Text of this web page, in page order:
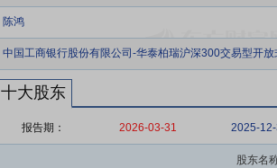
陈鸿
中国工商银行股份有限公司-华泰柏瑞沪深300交易型开
十大股东
报告期： 2026-03-31 2025-
股东名